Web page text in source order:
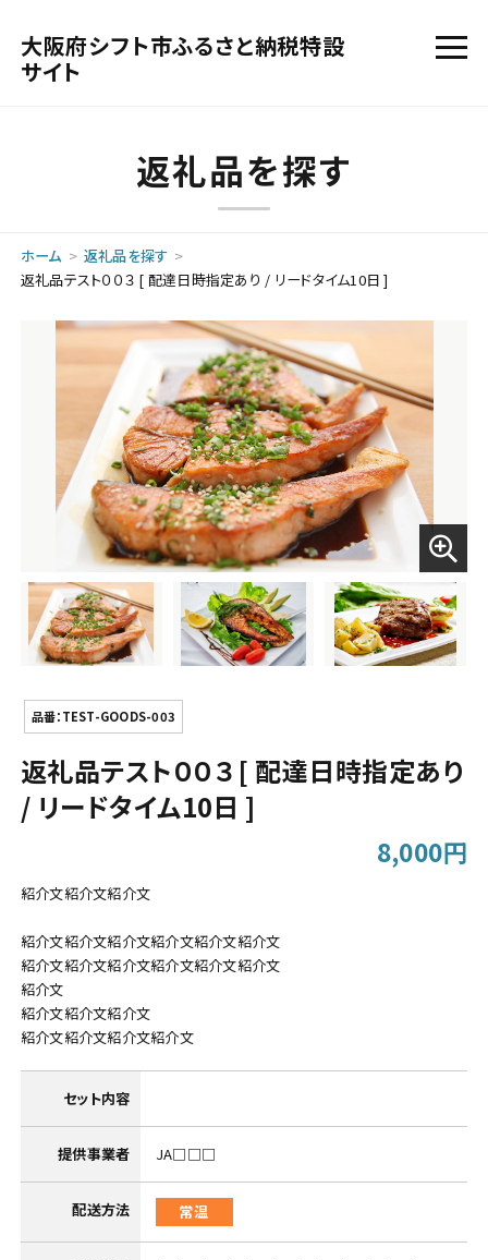
大阪府シフト市ふるさと納税特設
サイト
返礼品を探す
ホーム
返礼品を探す
返礼品テスト００３ [ 配達日時指定あり / リードタイム10日 ]
品番：TEST-GOODS-003
返礼品テスト００３ [ 配達日時指定あり
/ リードタイム10日 ]
8,000円
紹介文紹介文紹介文
紹介文紹介文紹介文紹介文紹介文紹介文
紹介文紹介文紹介文紹介文紹介文紹介文
紹介文
紹介文紹介文紹介文
紹介文紹介文紹介文紹介文
セット内容
提供事業者 JA□□□
配送方法 常温